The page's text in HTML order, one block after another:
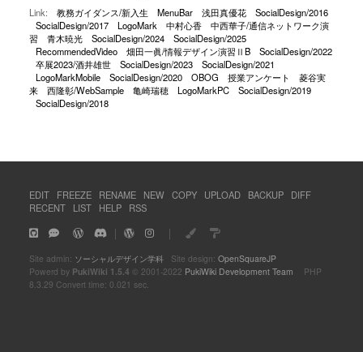
Link:
教務ガイダンス/新入生 MenuBar 浅田真優花
SocialDesign/2016
SocialDesign/2017
LogoMark 中村心香
中西華子/通信ネットワーク演
習
青木暁光 SocialDesign/2024
SocialDesign/2025
RecommendedVideo
畑田一眞/情報デザイン演習ⅡB
SocialDesign/2022
卒展2023/酒井雄世
SocialDesign/2023
SocialDesign/2021
LogoMarkMobile
SocialDesign/2020 OBOG 授業アンケート
菱谷実
来
西隆彰/WebSample 亀崎瑞穂 LogoMarkPC
SocialDesign/2019
SocialDesign/2018
EDIT FREEZE RENAME NEW COPY UPLOAD BACKUP
DIFF
RECENT
LIST HELP RSS
｜ ｜
Site admin: ソーシャルデザイン学科Site design: OpenSquareJP
Powerd by PukiWiki 1.5.4 © 2001-2022 PukiWiki Development Team PHP
8.3.29 Convert time: 0.021 sec.